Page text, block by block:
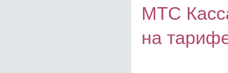
МТС
на